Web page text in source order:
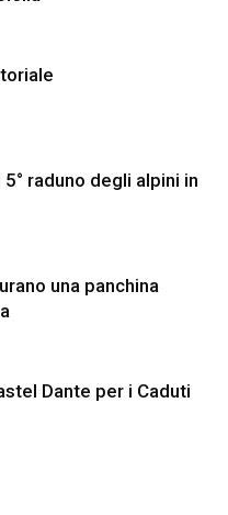
raduno degli alpini in
una panchina
Dante per i Caduti